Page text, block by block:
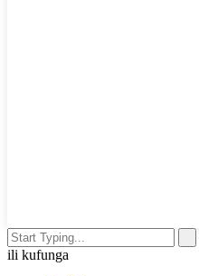
ili kufunga